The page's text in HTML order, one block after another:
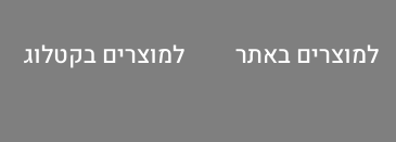
למוצרים באתר למוצרים בקטלוג